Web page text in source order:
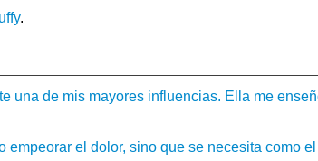
.
una de mis mayores influencias. Ella me
empeorar el dolor, sino que se necesita como